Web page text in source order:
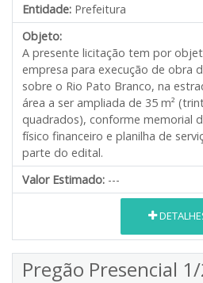
Entidade: Prefeitura
Objeto:
A presente licitação tem por
empresa para execução de obra
sobre o Rio Pato Branco, na
área a ser ampliada de 35 m²
quadrados), conforme memorial
físico financeiro e planilha de
parte do edital.
Valor Estimado: ---
Pregão Presencial